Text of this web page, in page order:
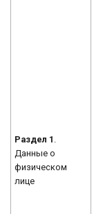
Раздел 1
Данные о
физическом
лице